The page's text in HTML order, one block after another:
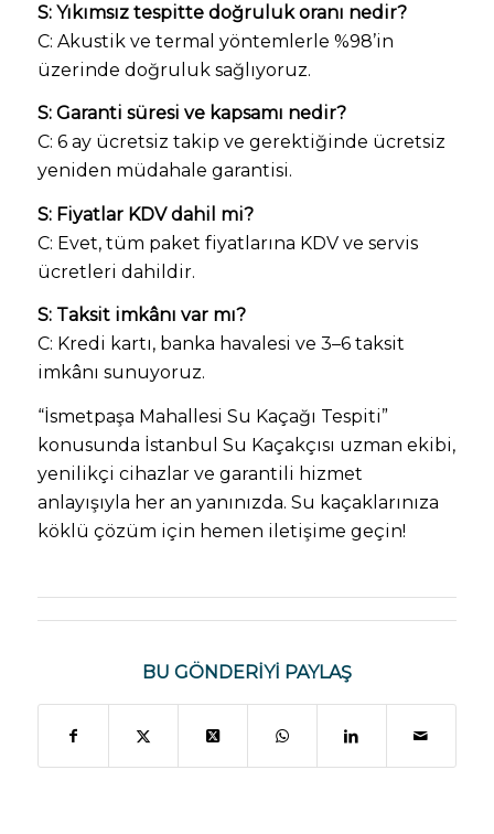
S: Yıkımsız tespitte doğruluk oranı nedir?
C: Akustik ve termal yöntemlerle %98’in
üzerinde doğruluk sağlıyoruz.
S: Garanti süresi ve kapsamı nedir?
C: 6 ay ücretsiz takip ve gerektiğinde ücretsiz
yeniden müdahale garantisi.
S: Fiyatlar KDV dahil mi?
C: Evet, tüm paket fiyatlarına KDV ve servis
ücretleri dahildir.
S: Taksit imkânı var mı?
C: Kredi kartı, banka havalesi ve 3–6 taksit
imkânı sunuyoruz.
“İsmetpaşa Mahallesi Su Kaçağı Tespiti”
konusunda İstanbul Su Kaçakçısı uzman ekibi,
yenilikçi cihazlar ve garantili hizmet
anlayışıyla her an yanınızda. Su kaçaklarınıza
köklü çözüm için hemen iletişime geçin!
BU GÖNDERIYI PAYLAŞ